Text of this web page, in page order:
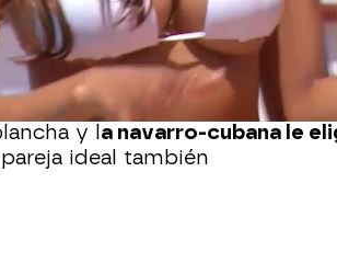
con qué isleño quiere
cuando ve entrar a Paola,
en la cara, se le queda cara
Cuando se pide un paso
y l a navarro-cubana le
ideal también